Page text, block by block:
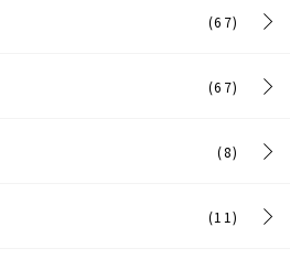
(67)
(67)
(8)
(11)